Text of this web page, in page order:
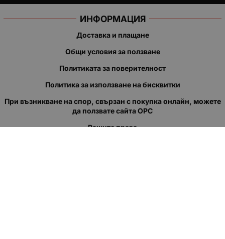
ИНФОРМАЦИЯ
Доставка и плащане
Общи условия за ползване
Политиката за поверителност
Политика за използване на бисквитки
При възникване на спор, свързан с покупка онлайн, можете
да ползвате сайта ОРС
Вашите права